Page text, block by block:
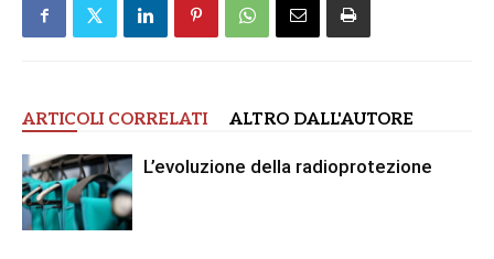
ARTICOLI CORRELATI ALTRO DALL'AUTORE
L’evoluzione della radioprotezione